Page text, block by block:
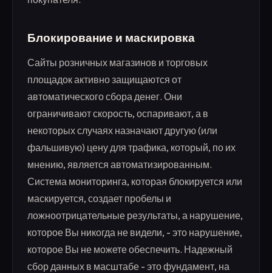
Блокирование и маскировка
Сайты розничных магазинов и торговых
площадок активно защищаются от
автоматического сбора денег. Они
ограничивают скорость, оспаривают, а в
некоторых случаях назначают другую (или
фальшивую) цену для трафика, который, по их
мнению, является автоматизированным.
Система мониторинга, которая блокируется или
маскируется, создает пробелы и
ложноотрицательные результаты, а нарушение,
которое Вы никогда не видели, - это нарушение,
которое Вы не можете обеспечить. Надежный
сбор данных в масштабе - это фундамент, на